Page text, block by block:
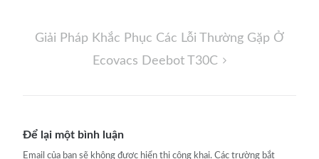
Giải Pháp Khắc Phục Các Lỗi Thường Gặp Ở
Ecovacs Deebot T30C
Để lại một bình luận
Email của bạn sẽ không được hiển thị công khai. Các trường bắt